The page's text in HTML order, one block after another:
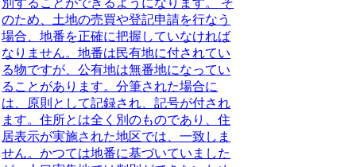
のため、土地の売買や登記申請を行なう
場合、地番を正確に把握していなければ
なりません。地番は民有地に付されてい
る物ですが、公有地は無番地になってい
ることがあります。分筆された場合に
は、原則として記録され、記号が付され
ます。住所とは全く別のものであり、住
居表示が実施された地区では、一致しま
せん。かつては地番に基づいていました